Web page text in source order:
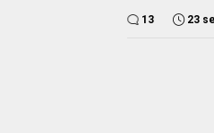
13 23